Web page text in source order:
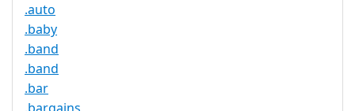
.auto
.baby
.band
.band
.bar